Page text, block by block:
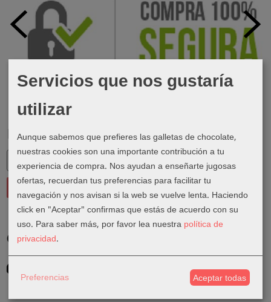
Marcas
Costes de Envío
GRATIS *
Consultar Destinos
Servicios que nos gustaría
utilizar
Aunque sabemos que prefieres las galletas de chocolate,
nuestras cookies son una importante contribución a tu
experiencia de compra. Nos ayudan a enseñarte jugosas
ofertas, recuerdan tus preferencias para facilitar tu
navegación y nos avisan si la web se vuelve lenta. Haciendo
click en "Aceptar" confirmas que estás de acuerdo con su
uso. Para saber más, por favor lea nuestra política de
privacidad.
Preferencias Aceptar todas